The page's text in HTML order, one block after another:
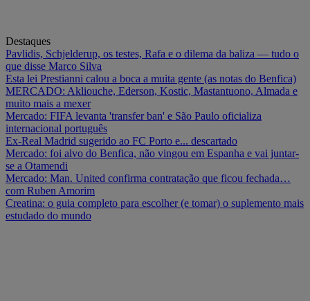
Destaques
Pavlidis, Schjelderup, os testes, Rafa e o dilema da baliza — tudo o
que disse Marco Silva
Esta lei Prestianni calou a boca a muita gente (as notas do Benfica)
MERCADO: Akliouche, Ederson, Kostic, Mastantuono, Almada e
muito mais a mexer
Mercado: FIFA levanta 'transfer ban' e São Paulo oficializa
internacional português
Ex-Real Madrid sugerido ao FC Porto e... descartado
Mercado: foi alvo do Benfica, não vingou em Espanha e vai juntar-
se a Otamendi
Mercado: Man. United confirma contratação que ficou fechada…
com Ruben Amorim
Creatina: o guia completo para escolher (e tomar) o suplemento mais
estudado do mundo